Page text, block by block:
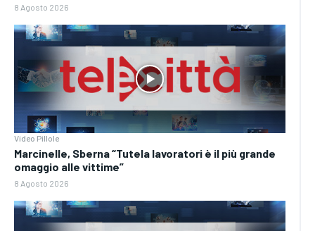
8 Agosto 2026
Video Pillole
Marcinelle, Sberna “Tutela lavoratori è il più grande
omaggio alle vittime”
8 Agosto 2026